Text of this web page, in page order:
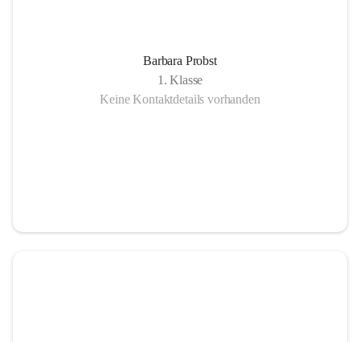
Barbara Probst
1. Klasse
Keine Kontaktdetails vorhanden